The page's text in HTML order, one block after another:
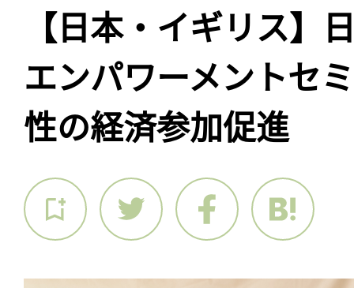
【日本・イギリス】
エンパワーメントセ
性の経済参加促進